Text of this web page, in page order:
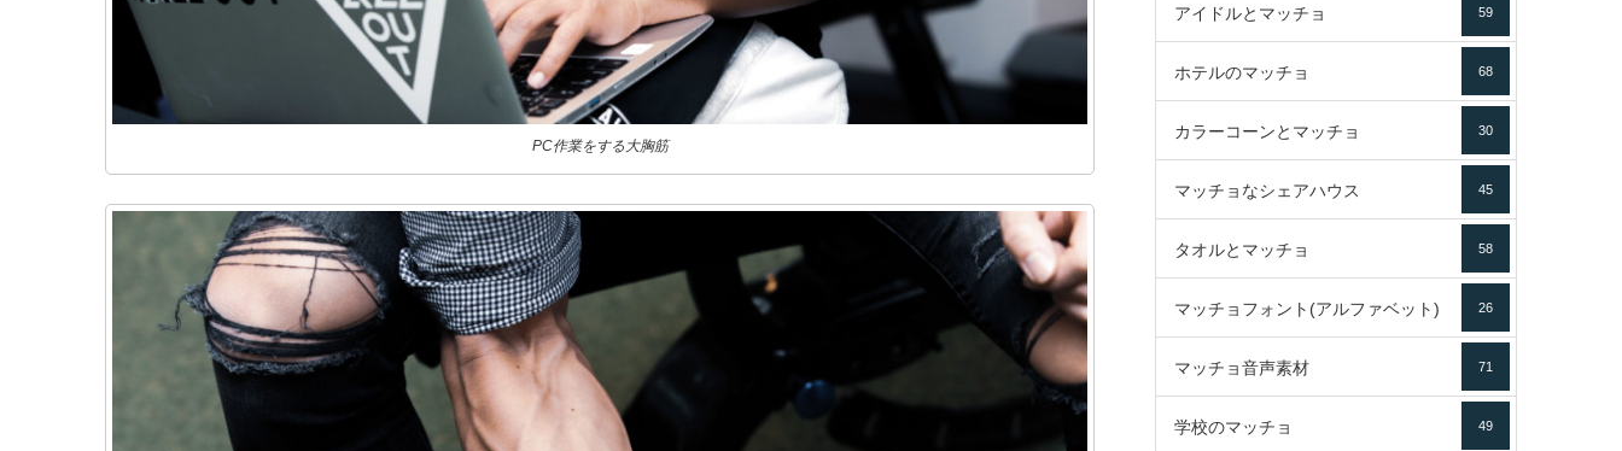
PC作業をする大胸筋
アイドルとマッチョ 59
ホテルのマッチョ 68
カラーコーンとマッチョ 30
マッチョなシェアハウス 45
タオルとマッチョ 58
マッチョフォント(アルファベット) 26
マッチョ音声素材 71
学校のマッチョ 49